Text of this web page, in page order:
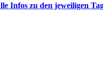
Infos zu den jeweiligen